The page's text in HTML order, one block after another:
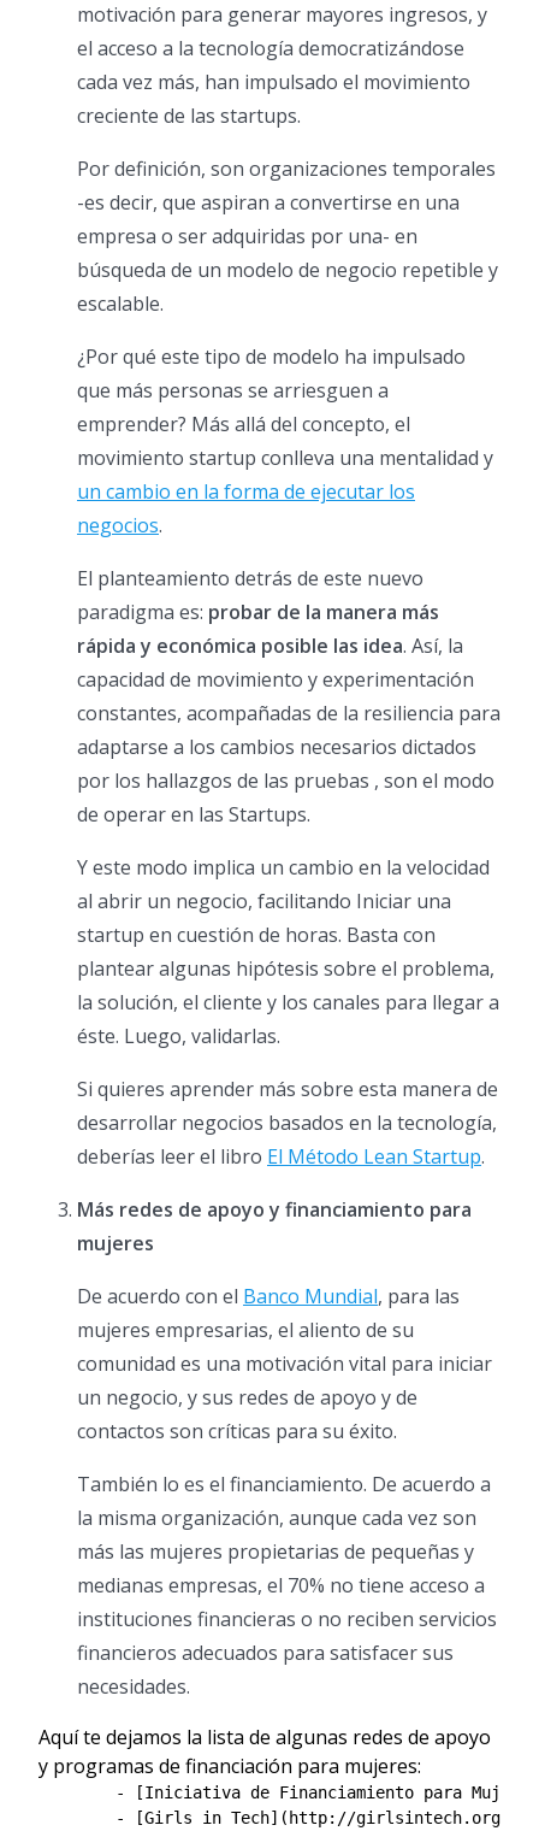
motivación para generar mayores ingresos, y
el acceso a la tecnología democratizándose
cada vez más, han impulsado el movimiento
creciente de las startups.
Por definición, son organizaciones temporales
-es decir, que aspiran a convertirse en una
empresa o ser adquiridas por una- en
búsqueda de un modelo de negocio repetible y
escalable.
¿Por qué este tipo de modelo ha impulsado
que más personas se arriesguen a
emprender? Más allá del concepto, el
movimiento startup conlleva una mentalidad y
un cambio en la forma de ejecutar los
negocios.
El planteamiento detrás de este nuevo
paradigma es: probar de la manera más
rápida y económica posible las idea. Así, la
capacidad de movimiento y experimentación
constantes, acompañadas de la resiliencia para
adaptarse a los cambios necesarios dictados
por los hallazgos de las pruebas , son el modo
de operar en las Startups.
Y este modo implica un cambio en la velocidad
al abrir un negocio, facilitando Iniciar una
startup en cuestión de horas. Basta con
plantear algunas hipótesis sobre el problema,
la solución, el cliente y los canales para llegar a
éste. Luego, validarlas.
Si quieres aprender más sobre esta manera de
desarrollar negocios basados en la tecnología,
deberías leer el libro El Método Lean Startup.
Más redes de apoyo y financiamiento para
mujeres
De acuerdo con el Banco Mundial, para las
mujeres empresarias, el aliento de su
comunidad es una motivación vital para iniciar
un negocio, y sus redes de apoyo y de
contactos son críticas para su éxito.
También lo es el financiamiento. De acuerdo a
la misma organización, aunque cada vez son
más las mujeres propietarias de pequeñas y
medianas empresas, el 70% no tiene acceso a
instituciones financieras o no reciben servicios
financieros adecuados para satisfacer sus
necesidades.
Aquí te dejamos la lista de algunas redes de apoyo
y programas de financiación para mujeres: